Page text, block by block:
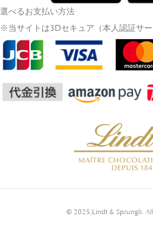
選べるお支払い方法
※当サイトは3Dセキュア（本人認証サー
© 2025,Lindt & Sprungli.